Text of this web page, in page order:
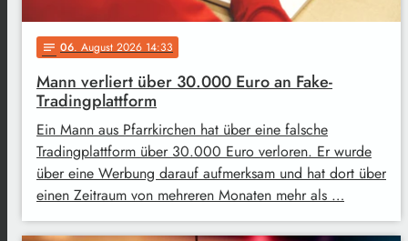
notes 06. August 2026 14:33
Mann verliert über 30.000 Euro an Fake-
Tradingplattform
Ein Mann aus Pfarrkirchen hat über eine falsche
Tradingplattform über 30.000 Euro verloren. Er wurde
über eine Werbung darauf aufmerksam und hat dort über
einen Zeitraum von mehreren Monaten mehr als …